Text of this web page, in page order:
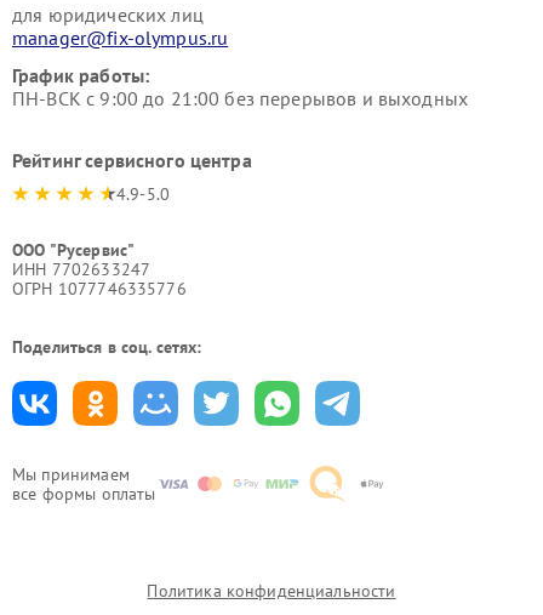
Мы принимаем
все формы оплаты
для юридических лиц
manager@fix-olympus.ru
График работы:
ПН-ВСК с 9:00 до 21:00 без перерывов и выходных
Рейтинг сервисного центра
4.9-5.0
ООО "Русервис"
ИНН 7702633247
ОГРН 1077746335776
Поделиться в соц. сетях:
Политика конфиденциальности